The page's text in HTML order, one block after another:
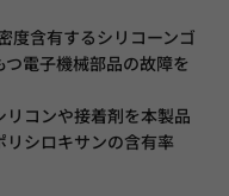
度含有するシリコーンゴ
電子機械部品の故障を
コンや接着剤を本製品
シロキサンの含有率